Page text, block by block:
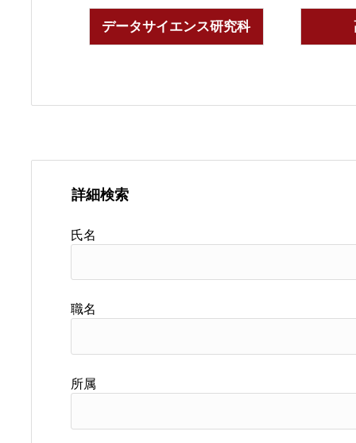
データサイエンス研究科
詳細検索
氏名
職名
所属